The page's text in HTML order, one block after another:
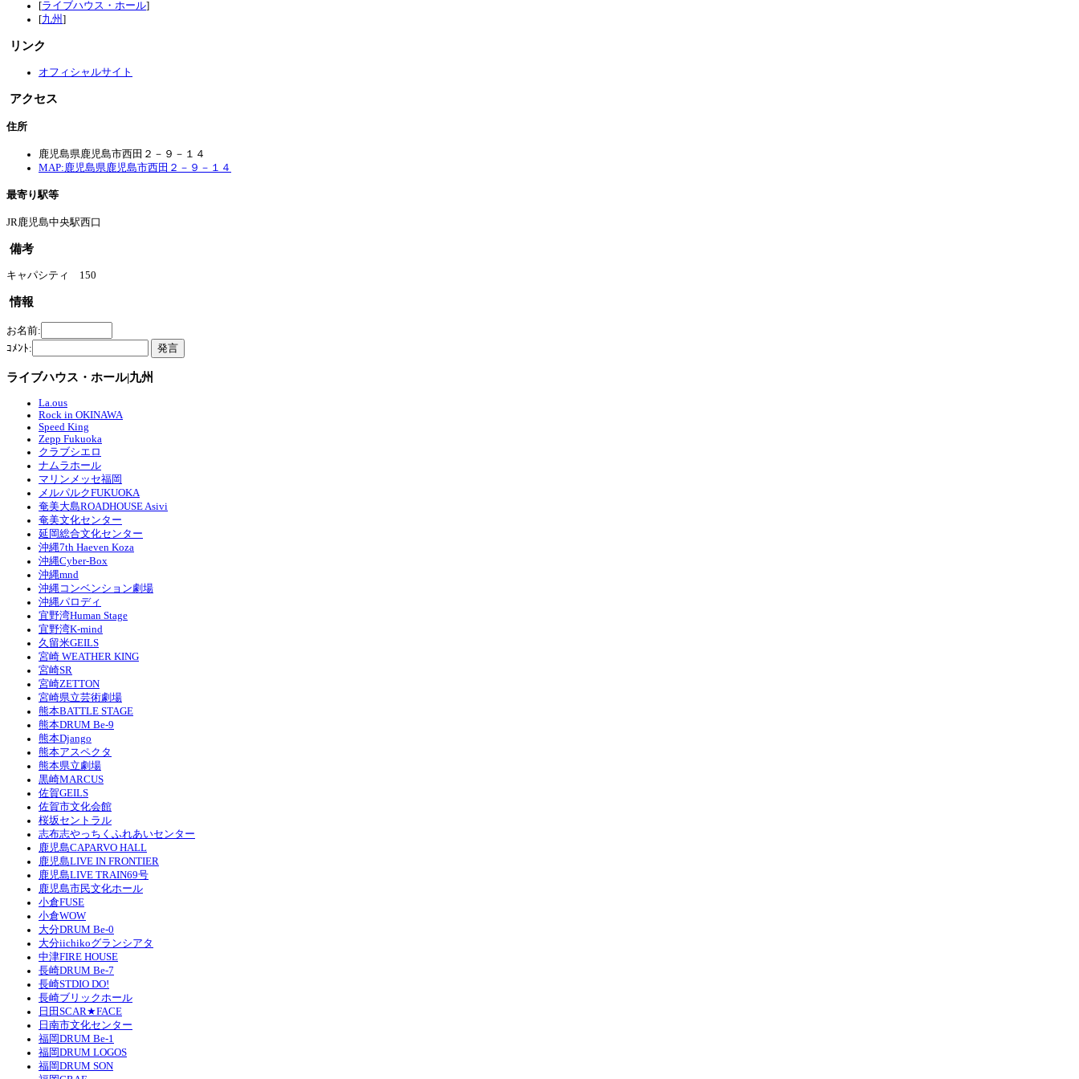
[ライブハウス・ホール]
[九州 ]
リンク
オフィシャルサイト
アクセス
住所
鹿児島県鹿児島市西田２－９－１４
MAP:鹿児島県鹿児島市西田２－９－１４
最寄り駅等
JR鹿児島中央駅西口
備考
キャパシティ 150
情報
お名前:
ｺﾒﾝﾄ:
ライブハウス・ホール|九州
La.ous
Rock in OKINAWA
Speed King
Zepp Fukuoka
クラブシエロ
ナムラホール
マリンメッセ福岡
メルパルクFUKUOKA
奄美大島ROADHOUSE Asivi
奄美文化センター
延岡総合文化センター
沖縄7th Haeven Koza
沖縄Cyber-Box
沖縄mnd
沖縄コンベンション劇場
沖縄パロディ
宜野湾Human Stage
宜野湾K-mind
久留米GEILS
宮崎 WEATHER KING
宮崎SR
宮崎ZETTON
宮崎県立芸術劇場
熊本BATTLE STAGE
熊本DRUM Be-9
熊本Django
熊本アスペクタ
熊本県立劇場
黒崎MARCUS
佐賀GEILS
佐賀市文化会館
桜坂セントラル
志布志やっちくふれあいセンター
鹿児島CAPARVO HALL
鹿児島LIVE IN FRONTIER
鹿児島LIVE TRAIN69号
鹿児島市民文化ホール
小倉FUSE
小倉WOW
大分DRUM Be-0
大分iichikoグランシアタ
中津FIRE HOUSE
長崎DRUM Be-7
長崎STDIO DO!
長崎ブリックホール
日田SCAR★FACE
日南市文化センター
福岡DRUM Be-1
福岡DRUM LOGOS
福岡DRUM SON